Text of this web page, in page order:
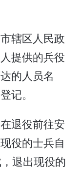
辖区人民政
提供的兵役
的人员名
记。
退役前往安
役的士兵自
退出现役的